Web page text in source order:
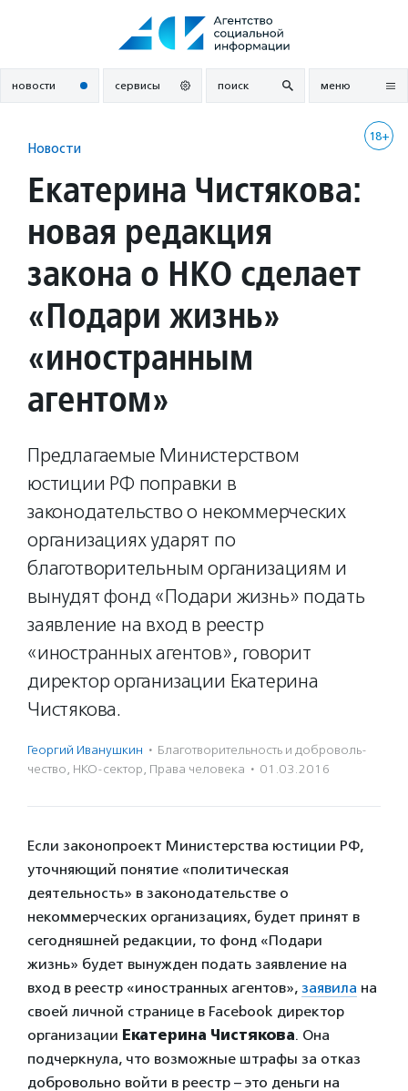
новости сервисы поиск меню
18+
Новости
Екатерина Чистякова:
новая редакция
закона о НКО сделает
«Подари жизнь»
«иностранным
агентом»
Предлагаемые Министерством
юстиции РФ поправки в
законодательство о некоммерческих
организациях ударят по
благотворительным организациям и
вынудят фонд «Подари жизнь» подать
заявление на вход в реестр
«иностранных агентов», говорит
директор организации Екатерина
Чистякова.
Георгий Иванушкин · Благотвори­тель­ность и доброволь­
чест­во, НКО-сектор, Права человека · 01.03.2016
Если законопроект Министерства юстиции РФ,
уточняющий понятие «политическая
деятельность» в законодательстве о
некоммерческих организациях, будет принят в
сегодняшней редакции, то фонд «Подари
жизнь» будет вынужден подать заявление на
вход в реестр «иностранных агентов», заявила на
своей личной странице в Facebook директор
организации Екатерина Чистякова. Она
подчеркнула, что возможные штрафы за отказ
добровольно войти в реестр – это деньги на